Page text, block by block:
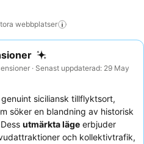
webbplatser
· Senast uppdaterad: 29 May
siciliansk tillflyktsort,
söker en blandning av historisk
utmärkta läge erbjuder
och kollektivtrafik,